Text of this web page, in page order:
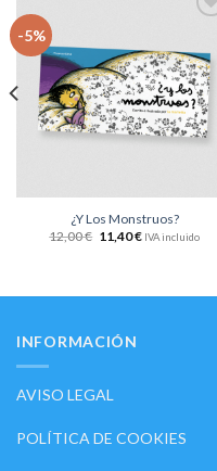
-5%
lista
de
deseos
¿Y Los Monstruos?
12,00€ 11,40€ IVA incluido
INFORMACIÓN
AVISO LEGAL
POLÍTICA DE COOKIES